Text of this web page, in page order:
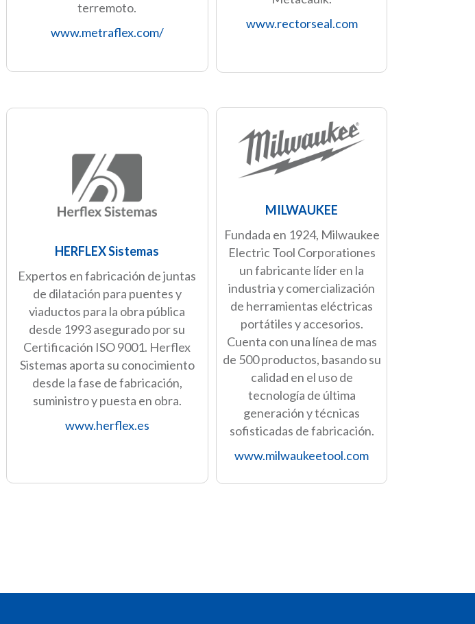
terremoto.
www.metraflex.com/
www.rectorseal.com
HERFLEX Sistemas
Expertos en fabricación de juntas
de dilatación para puentes y
viaductos para la obra pública
desde 1993 asegurado por su
Certificación ISO 9001. Herflex
Sistemas aporta su conocimiento
desde la fase de fabricación,
suministro y puesta en obra.
www.herflex.es
MILWAUKEE
Fundada en 1924, Milwaukee
Electric Tool Corporationes
un fabricante líder en la
industria y comercialización
de herramientas eléctricas
portátiles y accesorios.
Cuenta con una línea de mas
de 500 productos, basando su
calidad en el uso de
tecnología de última
generación y técnicas
sofisticadas de fabricación.
www.milwaukeetool.com